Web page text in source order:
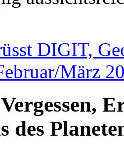
DIGIT,
März
des